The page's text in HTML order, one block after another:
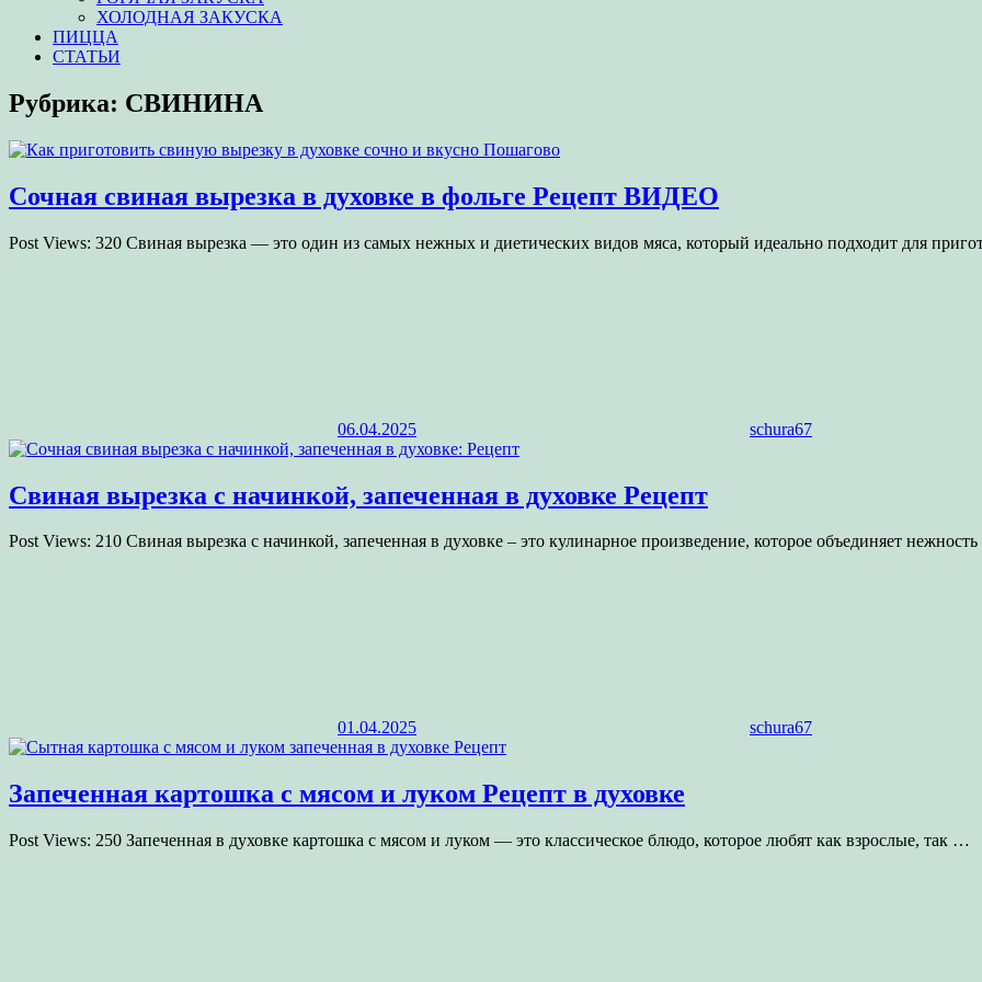
ХОЛОДНАЯ ЗАКУСКА
ПИЦЦА
СТАТЬИ
Рубрика: СВИНИНА
Сочная свиная вырезка в духовке в фольге Рецепт ВИДЕО
Post Views: 320 Свиная вырезка — это один из самых нежных и диетических видов мяса, который идеально подходит для
06.04.2025 schura67
Свиная вырезка с начинкой, запеченная в духовке Рецепт
Post Views: 210 Свиная вырезка с начинкой, запеченная в духовке – это кулинарное произведение, которое объединяет
01.04.2025 schura67
Запеченная картошка с мясом и луком Рецепт в духовке
Post Views: 250 Запеченная в духовке картошка с мясом и луком — это классическое блюдо, которое любят как взрослые, так …